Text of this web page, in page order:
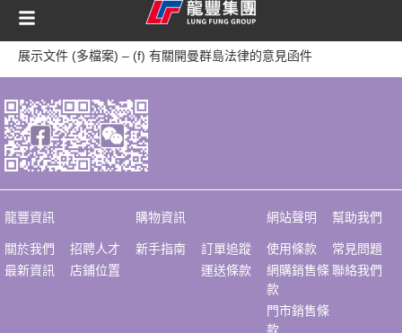
content
展示文件 (多檔案) – (f) 有關開曼群島法律的意見函件
龍豐資訊 購物資訊 網站聲明 幫助我們
關於我們
最新資訊
招聘人才
店鋪位置
新手指南
訂單追蹤
運送條款
使用條款
網購銷售條
款
門市銷售條
款
常見問題
聯絡我們